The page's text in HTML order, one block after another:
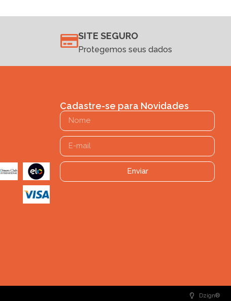
SITE SEGURO
Protegemos seus dados
Cadastre-se para Novidades
Enviar
Dzign®